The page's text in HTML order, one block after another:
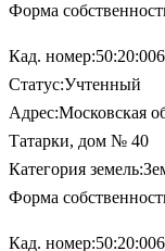
Форма
Кад.
Статус:Учтенный
Адрес:Московская
Татарки, дом № 40
Категория
Форма
Кад.